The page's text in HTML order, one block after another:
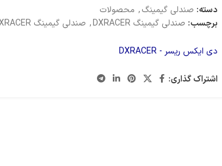
رم کامپیوتر
دسته: صندلی گیمینگ, محصولات
برچسب: صندلی گیمینگ DXRACER , صندلی گیمینگ DXRACER مدل DMC DM 1200 W
دی ایکس ریسر - DXRACER
اشتراک گذاری: